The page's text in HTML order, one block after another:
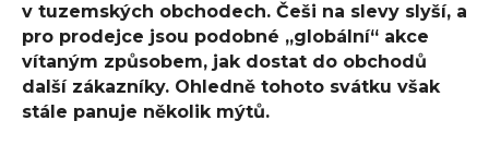
v tuzemských obchodech. Češi na slevy slyší, a
pro prodejce jsou podobné „globální“ akce
vítaným způsobem, jak dostat do obchodů
další zákazníky. Ohledně tohoto svátku však
stále panuje několik mýtů.